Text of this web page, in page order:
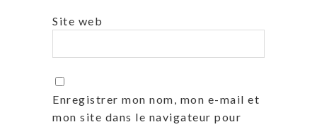
Site web
Enregistrer mon nom, mon e-mail et
mon site dans le navigateur pour